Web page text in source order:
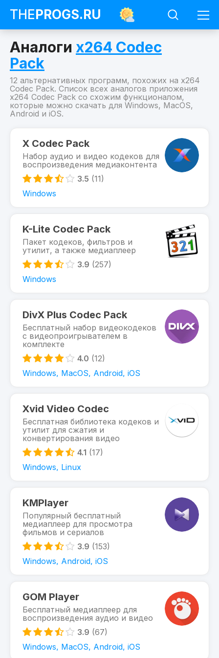
THEPROGS.RU
Аналоги x264 Codec
Pack
12 альтернативных программ, похожих на x264
Codec Pack. Список всех аналогов приложения
x264 Codec Pack со схожим функционалом,
которые можно скачать для Windows, MacOS,
Android и iOS.
x264
Codec
Pack
Похожие
x264
Codec
Pack
X Codec Pack
Набор аудио и видео кодеков для
воспроизведения медиаконтента
3.5 (11)
Windows
K-Lite Codec Pack
Пакет кодеков, фильтров и
утилит, а также медиаплеер
3.9 (257)
Windows
DivX Plus Codec Pack
Бесплатный набор видеокодеков
с видеопроигрывателем в
комплекте
4.0 (12)
Windows, MacOS, Android, iOS
Xvid Video Codec
Бесплатная библиотека кодеков и
утилит для сжатия и
конвертирования видео
4.1 (17)
Windows, Linux
KMPlayer
Популярный бесплатный
медиаплеер для просмотра
фильмов и сериалов
3.9 (153)
Windows, Android, iOS
GOM Player
Бесплатный медиаплеер для
воспроизведения аудио и видео
3.9 (67)
Windows, MacOS, Android, iOS